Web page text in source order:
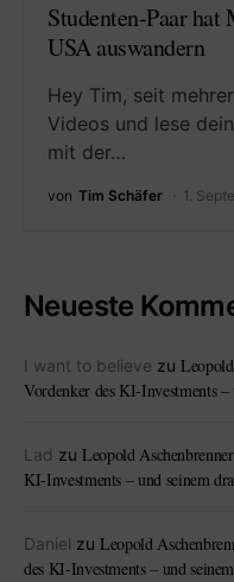
Studenten-Paar
USA auswandern
Hey Tim, seit
Videos und lese
mit der…
von Tim Schäfer 1.
Neueste
I want to believe zu
Vordenker des KI-Investments –
Lad zu Leopold
KI-Investments – und seinem
Daniel zu Leopold
des KI-Investments – und